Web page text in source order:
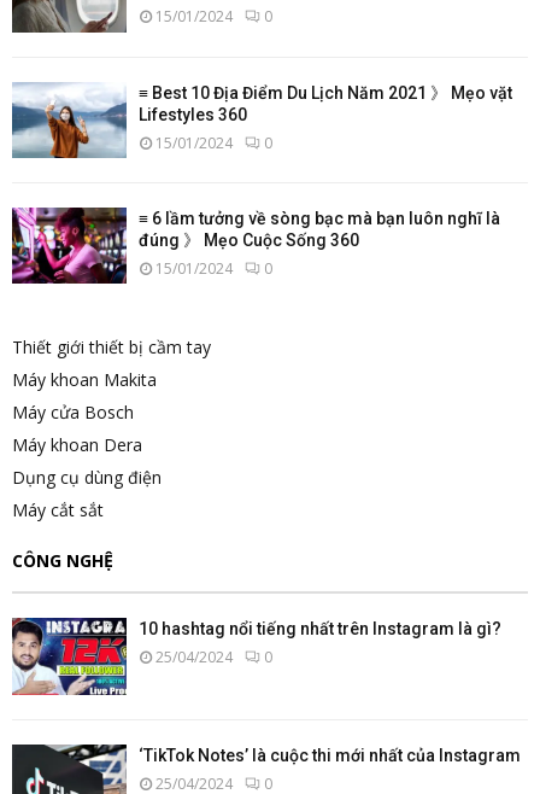
15/01/2024 0
≡ Best 10 Địa Điểm Du Lịch Năm 2021 》 Mẹo vặt
Lifestyles 360
15/01/2024 0
≡ 6 lầm tưởng về sòng bạc mà bạn luôn nghĩ là
đúng 》 Mẹo Cuộc Sống 360
15/01/2024 0
Thiết giới thiết bị cầm tay
Máy khoan Makita
Máy cửa Bosch
Máy khoan Dera
Dụng cụ dùng điện
Máy cắt sắt
CÔNG NGHỆ
10 hashtag nổi tiếng nhất trên Instagram là gì?
25/04/2024 0
‘TikTok Notes’ là cuộc thi mới nhất của Instagram
25/04/2024 0